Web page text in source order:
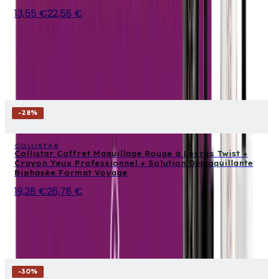
13,55 €22,58 €
-28%
COLLISTAR
Collistar Coffret Maquillage Rouge à Lèvres Twist +
Crayon Yeux Professionnel + Solution Démaquillante
Biphasée Format Voyage
19,28 €26,78 €
-30%